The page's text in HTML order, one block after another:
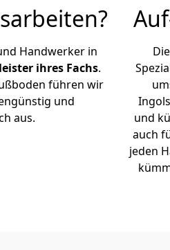
Handwerker in
ihres Fachs.
führen wir
und
aus.
und
auch
jeden